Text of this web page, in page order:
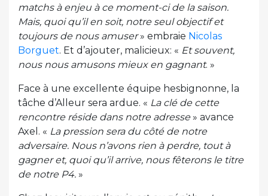
matchs à enjeu à ce moment-ci de la saison.
Mais, quoi qu’il en soit, notre seul objectif et
toujours de nous amuser» embraie Nicolas
Borguet. Et d’ajouter, malicieux: « Et souvent,
nous nous amusons mieux en gagnant. »
Face à une excellente équipe hesbignonne, la
tâche d’Alleur sera ardue. « La clé de cette
rencontre réside dans notre adresse» avance
Axel. « La pression sera du côté de notre
adversaire. Nous n’avons rien à perdre, tout à
gagner et, quoi qu’il arrive, nous fêterons le titre
de notre P4. »